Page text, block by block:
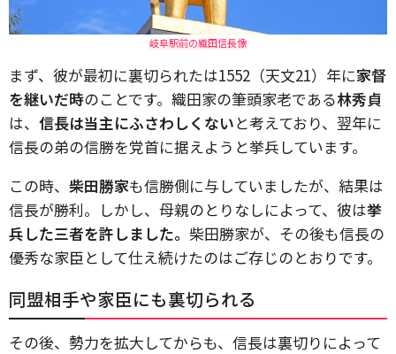
岐阜駅前の織田信長像
まず、彼が最初に裏切られたは1552（天文21）年に家督
を継いだ時のことです。織田家の筆頭家老である林秀貞
は、 信長は当主にふさわしくないと考えており、翌年に
信長の弟の信勝を党首に据えようと挙兵しています。
この時、 柴田勝家も信勝側に与していましたが、結果は
信長が勝利。しかし、母親のとりなしによって、彼は挙
兵した三者を許しました。 柴田勝家が、その後も信長の
優秀な家臣として仕え続けたのはご存じのとおりです。
同盟相手や家臣にも裏切られる
その後、勢力を拡大してからも、信長は裏切りによって